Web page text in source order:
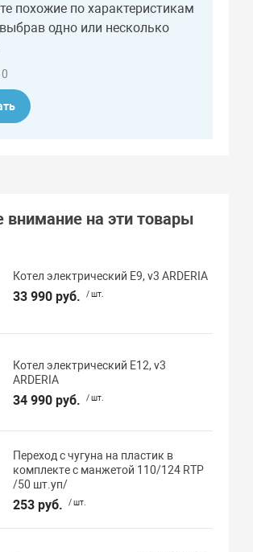
похожие по характеристикам
одно или несколько
0
внимание на эти товары
Котел электрический E9, v3 ARDERIA
33 990 руб. / шт.
Котел электрический E12, v3
ARDERIA
34 990 руб. / шт.
Переход с чугуна на пластик в
комплекте с манжетой 110/124 RTP
/50 шт.уп/
253 руб. / шт.